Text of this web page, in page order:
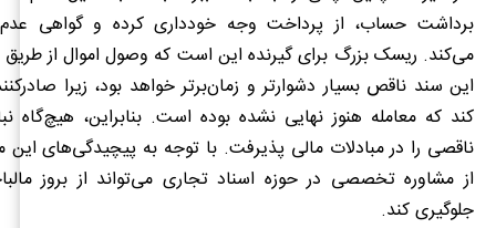
برداشت حساب، از پرداخت وجه خودداری کرده و گواهی
می‌کند. ریسک بزرگ برای گیرنده این است که وصول اموال از طریق
این سند ناقص بسیار دشوارتر و زمان‌برتر خواهد بود، زیرا
کند که معامله هنوز نهایی نشده بوده است. بنابراین، هیچ‌گاه
ناقصی را در مبادلات مالی پذیرفت. با توجه به پیچیدگی‌های این
از مشاوره تخصصی در حوزه اسناد تجاری می‌تواند از بروز
جلوگیری کند.